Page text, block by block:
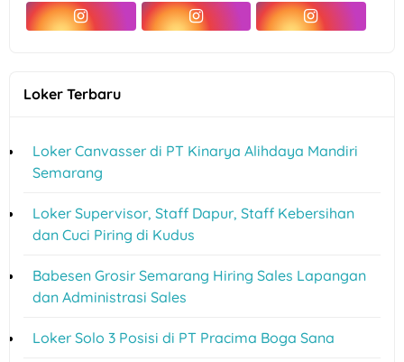
Loker Terbaru
Loker Canvasser di PT Kinarya Alihdaya Mandiri
Semarang
Loker Supervisor, Staff Dapur, Staff Kebersihan
dan Cuci Piring di Kudus
Babesen Grosir Semarang Hiring Sales Lapangan
dan Administrasi Sales
Loker Solo 3 Posisi di PT Pracima Boga Sana